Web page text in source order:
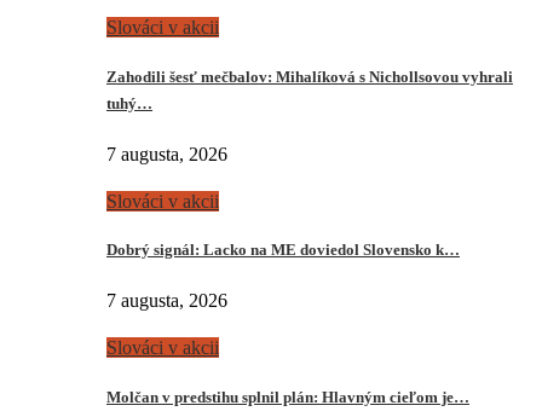
Slováci v akcii
Zahodili šesť mečbalov: Mihalíková s Nichollsovou vyhrali
tuhý…
7 augusta, 2026
Slováci v akcii
Dobrý signál: Lacko na ME doviedol Slovensko k…
7 augusta, 2026
Slováci v akcii
Molčan v predstihu splnil plán: Hlavným cieľom je…